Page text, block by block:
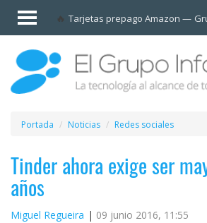
Tarjetas prepago Amazon
Invitado
Iniciar
sesión /
Registrarse
Esenciales
Móviles
Ofertas
Apps
Portada Noticias Redes sociales
Tinder ahora exige ser
años
Miguel Regueira 09 junio 2016, 11:55